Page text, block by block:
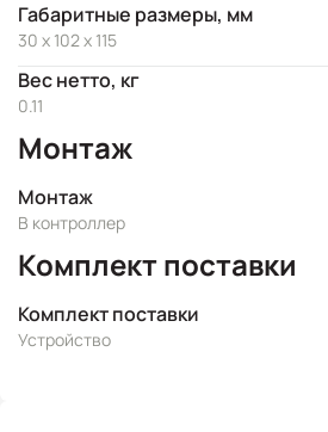
Габаритные размеры, мм
30 x 102 x 115
Вес нетто, кг
0.11
Монтаж
Монтаж
В контроллер
Комплект поставки
Комплект поставки
Устройство